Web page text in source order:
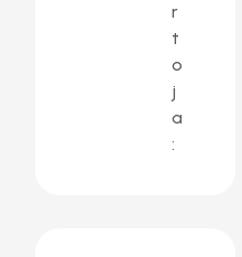
r
t
o
j
a
: